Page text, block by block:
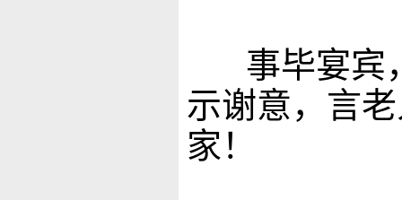
事毕宴宾
示谢意，言
家！